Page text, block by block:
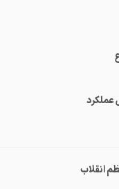
عملکرد
انقلاب